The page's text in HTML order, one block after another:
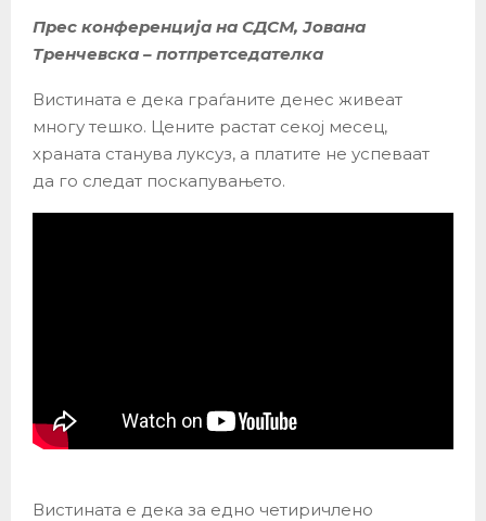
Прес конференција на СДСМ, Јована
Тренчевска – потпретседателка
Вистината е дека граѓаните денес живеат
многу тешко. Цените растат секој месец,
храната станува луксуз, а платите не успеваат
да го следат поскапувањето.
Вистината е дека за едно четиричлено